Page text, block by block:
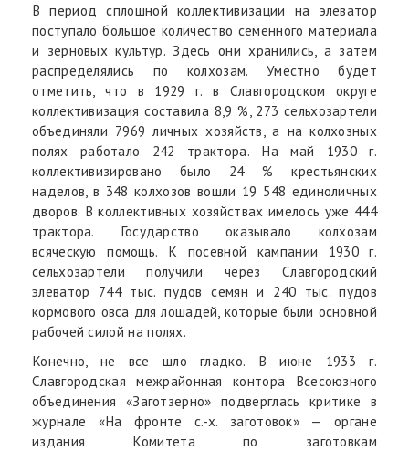
В период сплошной коллективизации на элеватор
поступало большое количество семенного материала
и зерновых культур. Здесь они хранились, а затем
распределялись по колхозам. Уместно будет
отметить, что в 1929 г. в Славгородском округе
коллективизация составила 8,9 %, 273 сельхозартели
объединяли 7969 личных хозяйств, а на колхозных
полях работало 242 трактора. На май 1930 г.
коллективизировано было 24 % крестьянских
наделов, в 348 колхозов вошли 19 548 единоличных
дворов. В коллективных хозяйствах имелось уже 444
трактора. Государство оказывало колхозам
всяческую помощь. К посевной кампании 1930 г.
сельхозартели получили через Славгородский
элеватор 744 тыс. пудов семян и 240 тыс. пудов
кормового овса для лошадей, которые были основной
рабочей силой на полях.
Конечно, не все шло гладко. В июне 1933 г.
Славгородская межрайонная контора Всесоюзного
объединения «Заготзерно» подверглась критике в
журнале «На фронте с.-х. заготовок» — органе
издания Комитета по заготовкам